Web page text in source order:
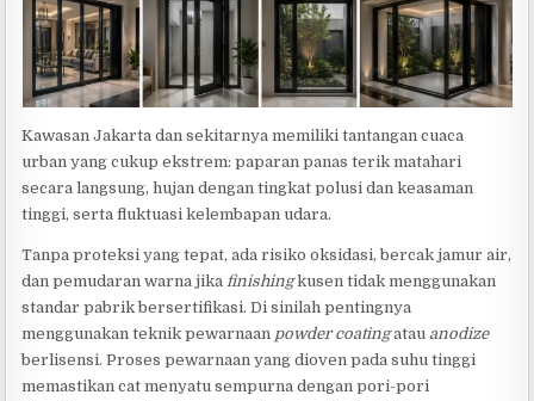
Kawasan Jakarta dan sekitarnya memiliki tantangan cuaca
urban yang cukup ekstrem: paparan panas terik matahari
secara langsung, hujan dengan tingkat polusi dan keasaman
tinggi, serta fluktuasi kelembapan udara.
Tanpa proteksi yang tepat, ada risiko oksidasi, bercak jamur air,
dan pemudaran warna jika finishingkusen tidak menggunakan
standar pabrik bersertifikasi. Di sinilah pentingnya
menggunakan teknik pewarnaan powder coatingatau anodize
berlisensi. Proses pewarnaan yang dioven pada suhu tinggi
memastikan cat menyatu sempurna dengan pori-pori